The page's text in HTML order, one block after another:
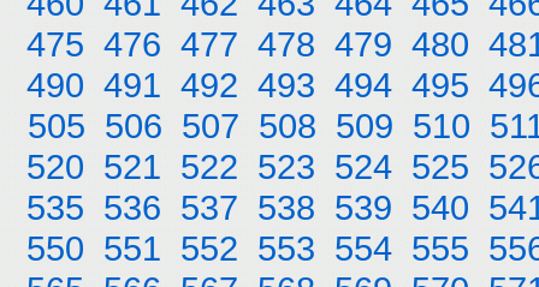
475 476 477 478 479 480
490 491 492 493 494 495
505 506 507 508 509 510
520 521 522 523 524 525
535 536 537 538 539 540
550 551 552 553 554 555